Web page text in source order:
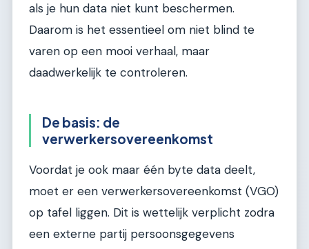
als je hun data niet kunt beschermen.
Daarom is het essentieel om niet blind te
varen op een mooi verhaal, maar
daadwerkelijk te controleren.
De basis: de
verwerkersovereenkomst
Voordat je ook maar één byte data deelt,
moet er een verwerkersovereenkomst (VGO)
op tafel liggen. Dit is wettelijk verplicht zodra
een externe partij persoonsgegevens